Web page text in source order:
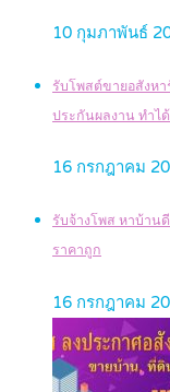
10 กุมภาพันธ์
รับโพสต์ขายอสังห
ประกันผลงาน ทำไ
16 กรกฎาคม
รับจ้างโพส หาบ้าน
ราคาถูก
16 กรกฎาคม